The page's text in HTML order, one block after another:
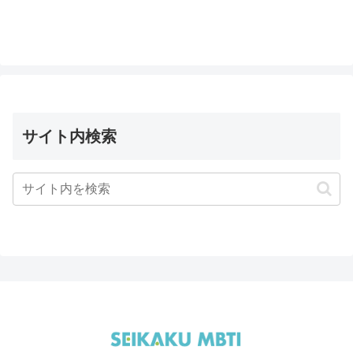
サイト内検索